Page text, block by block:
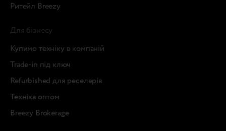
Ритейл Breezy
Для бізнесу
Купимо техніку в компаній
Trade-in під ключ
Refurbished для реселерів
Техніка оптом
Breezy Brokerage